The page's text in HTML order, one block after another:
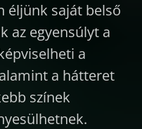
éljünk saját belső
az egyensúlyt a
a
a hátteret
színek